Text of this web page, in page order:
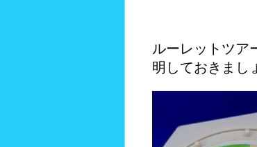
ルーレットツア
明しておきまし